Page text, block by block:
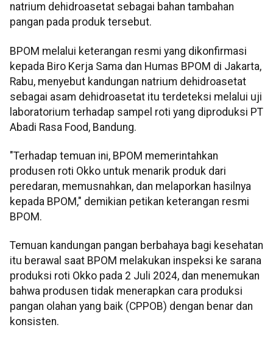
natrium dehidroasetat sebagai bahan tambahan
pangan pada produk tersebut.
BPOM melalui keterangan resmi yang dikonfirmasi
kepada Biro Kerja Sama dan Humas BPOM di Jakarta,
Rabu, menyebut kandungan natrium dehidroasetat
sebagai asam dehidroasetat itu terdeteksi melalui uji
laboratorium terhadap sampel roti yang diproduksi PT
Abadi Rasa Food, Bandung.
"Terhadap temuan ini, BPOM memerintahkan
produsen roti Okko untuk menarik produk dari
peredaran, memusnahkan, dan melaporkan hasilnya
kepada BPOM," demikian petikan keterangan resmi
BPOM.
Temuan kandungan pangan berbahaya bagi kesehatan
itu berawal saat BPOM melakukan inspeksi ke sarana
produksi roti Okko pada 2 Juli 2024, dan menemukan
bahwa produsen tidak menerapkan cara produksi
pangan olahan yang baik (CPPOB) dengan benar dan
konsisten.